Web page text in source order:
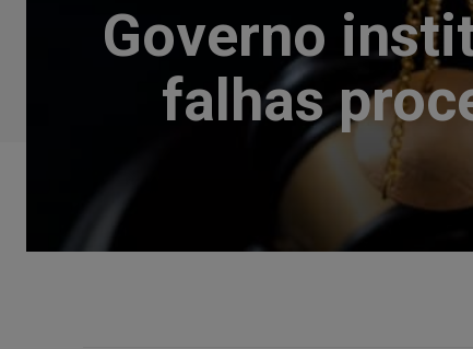
Governo
falhas